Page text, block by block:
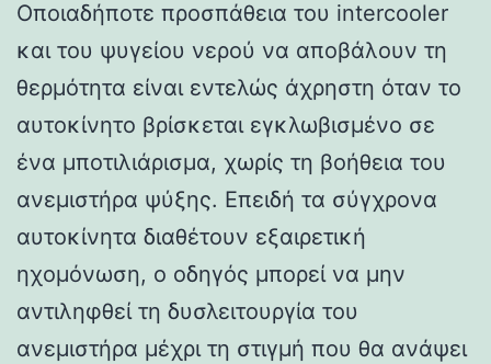
Οποιαδήποτε προσπάθεια του intercooler
και του ψυγείου νερού να αποβάλουν τη
θερμότητα είναι εντελώς άχρηστη όταν το
αυτοκίνητο βρίσκεται εγκλωβισμένο σε
ένα μποτιλιάρισμα, χωρίς τη βοήθεια του
ανεμιστήρα ψύξης. Επειδή τα σύγχρονα
αυτοκίνητα διαθέτουν εξαιρετική
ηχομόνωση, ο οδηγός μπορεί να μην
αντιληφθεί τη δυσλειτουργία του
ανεμιστήρα μέχρι τη στιγμή που θα ανάψει